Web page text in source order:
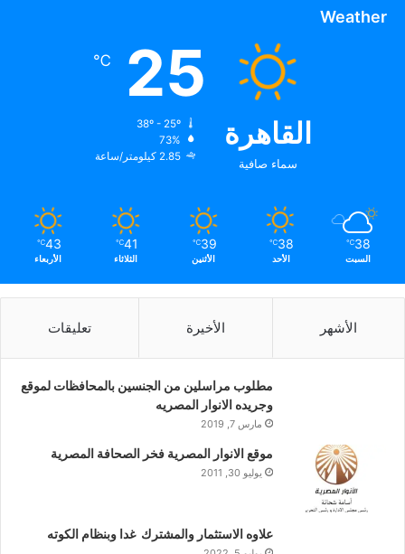
Weather
القاهرة
سماء صافية
25
℃
73%
2.85 كيلومتر/ساعة
38
℃
السبت
38
℃
الأحد
39
℃
الأثنين
41
℃
الثلاثاء
43
℃
الأربعاء
الأشهر الأخيرة تعليقات
مطلوب مراسلين من الجنسين بالمحافظات لموقع
وجريده الانوار المصريه
مارس 7, 2019
موقع الانوار المصرية فخر الصحافة المصرية
يوليو 30, 2011
علاوه الاستثمار والمشترك غدا وبنظام الكوته